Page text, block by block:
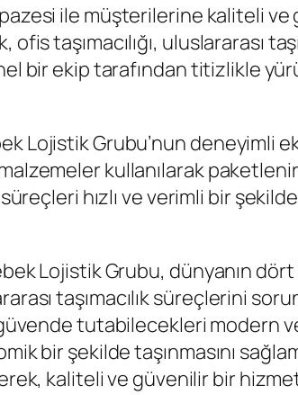
ile müşterilerine kaliteli ve
taşımacılığı, uluslararası
bir ekip tarafından titizlikle
Lojistik Grubu’nun deneyimli
kullanılarak
süreçleri hızlı ve verimli bir
Lojistik Grubu, dünyanın
taşımacılık süreçlerini
tutabilecekleri modern
bir şekilde taşınmasını
kaliteli ve güvenilir bir hizmet